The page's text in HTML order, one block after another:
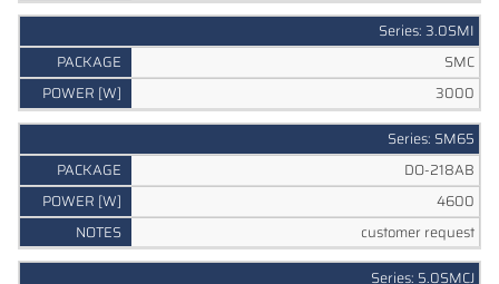
Series: 3.0SMI
SMC
3000
Series: SM65
DO-218AB
4600
customer request
Series: 5.0SMCJ